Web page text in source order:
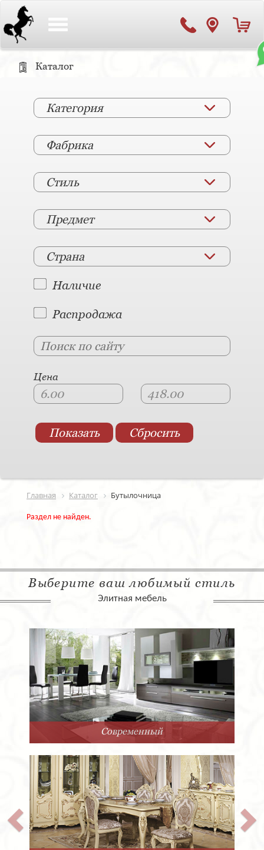
Каталог
Категория
Фабрика
Стиль
Предмет
Страна
Наличие
Распродажа
Цена
Главная Каталог Бутылочница
Раздел не найден.
Выберите ваш любимый стиль
Элитная мебель
Современный